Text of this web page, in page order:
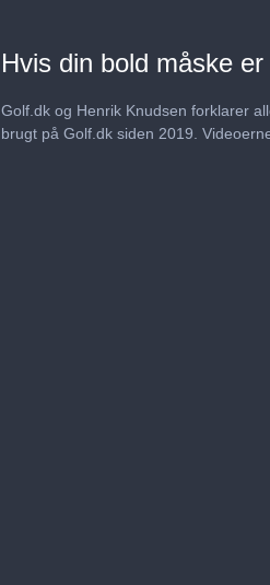
Hvis din bold måske
Golf.dk og Henrik Knudsen forklarer
brugt på Golf.dk siden 2019.